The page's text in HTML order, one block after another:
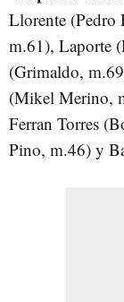
Llorente (Pedro
m.61), Laporte
(Grimaldo,
(Mikel Merino,
Ferran Torres
Pino, m.46) y